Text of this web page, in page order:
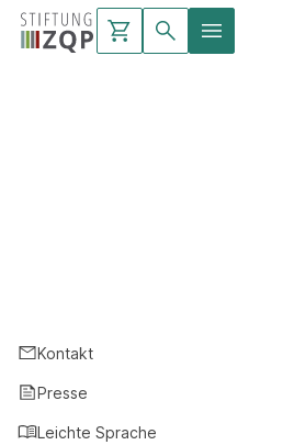
Kontakt
Presse
Leichte Sprache